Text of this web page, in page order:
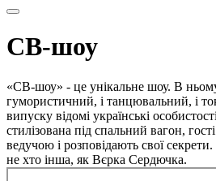
СВ-шоу
«СВ-шоу» - це унікальне шоу. В
гумористичний, і танцювальний, і
випуску відомі українські
стилізована під спальний вагон,
ведучою і розповідають свої
не хто інша, як Вєрка Сердючка.